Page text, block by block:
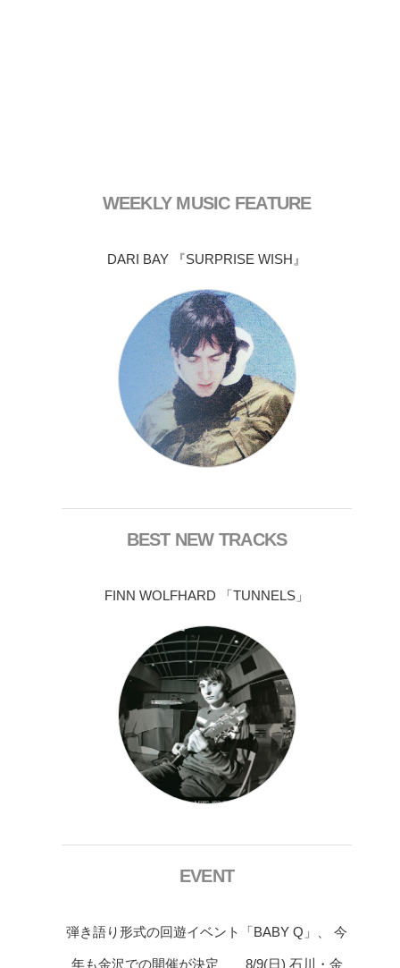
WEEKLY MUSIC FEATURE
DARI BAY 『SURPRISE WISH』
BEST NEW TRACKS
FINN WOLFHARD 「TUNNELS」
EVENT
弾き語り形式の回遊イベント「BABY Q」、 今
年も金沢での開催が決定 8/9(日) 石川・金